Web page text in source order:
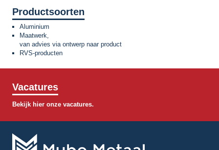
Productsoorten
Aluminium
Maatwerk,
van advies via ontwerp naar product
RVS-producten
Vacatures
Bekijk hier onze vacatures.